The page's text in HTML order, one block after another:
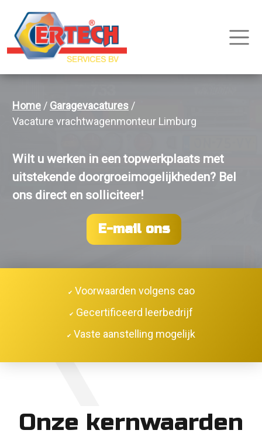
Home
Garagevacatures
Vacature vrachtwagenmonteur Limburg
Wilt u werken in een topwerkplaats met
uitstekende doorgroeimogelijkheden? Bel
ons direct en solliciteer!
E-mail ons
✔ Voorwaarden volgens cao
✔ Gecertificeerd leerbedrijf
✔ Vaste aanstelling mogelijk
Onze kernwaarden